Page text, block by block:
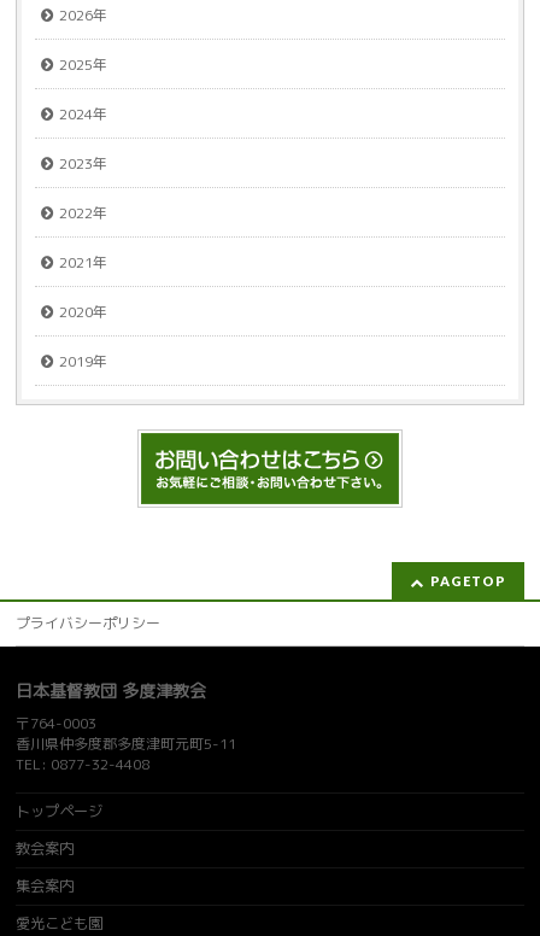
2026年
2025年
2024年
2023年
2022年
2021年
2020年
2019年
PAGETOP
プライバシーポリシー
日本基督教団 多度津教会
〒764-0003
香川県仲多度郡多度津町元町5-11
TEL: 0877-32-4408
トップページ
教会案内
集会案内
愛光こども園